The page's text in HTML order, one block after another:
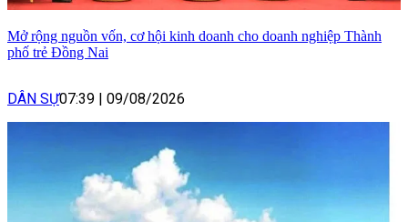
Mở rộng nguồn vốn, cơ hội kinh doanh cho doanh nghiệp Thành
phố trẻ Đồng Nai
DÂN SỰ07:39 09/08/2026